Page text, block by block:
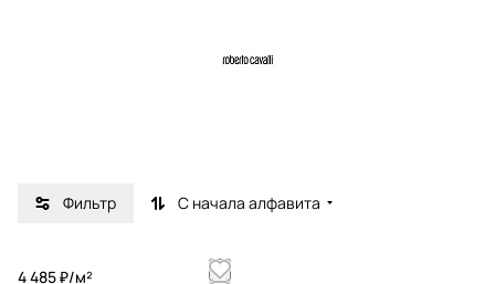
Фильтр С начала алфавита
4 485 ₽/м²